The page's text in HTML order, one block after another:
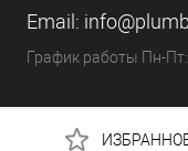
Email:
График работы Пн-